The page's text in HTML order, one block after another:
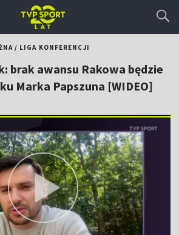
/ LIGA KONFERENCJI
brak awansu Rakowa będzie
Marka Papszuna [WIDEO]